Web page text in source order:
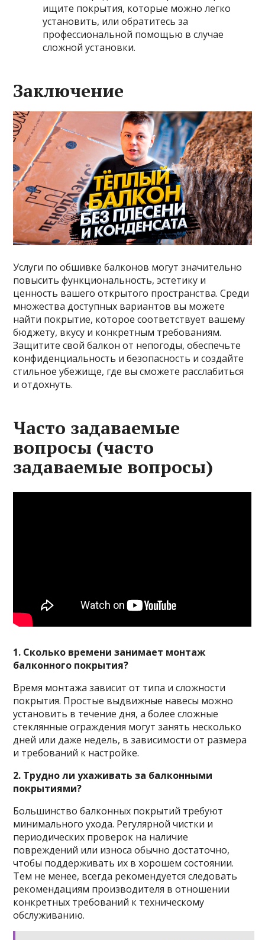
ищите покрытия, которые можно легко
установить, или обратитесь за
профессиональной помощью в случае
сложной установки.
Заключение
Услуги по обшивке балконов могут значительно
повысить функциональность, эстетику и
ценность вашего открытого пространства. Среди
множества доступных вариантов вы можете
найти покрытие, которое соответствует вашему
бюджету, вкусу и конкретным требованиям.
Защитите свой балкон от непогоды, обеспечьте
конфиденциальность и безопасность и создайте
стильное убежище, где вы сможете расслабиться
и отдохнуть.
Часто задаваемые
вопросы (часто
задаваемые вопросы)
1. Сколько времени занимает монтаж
балконного покрытия?
Время монтажа зависит от типа и сложности
покрытия. Простые выдвижные навесы можно
установить в течение дня, а более сложные
стеклянные ограждения могут занять несколько
дней или даже недель, в зависимости от размера
и требований к настройке.
2. Трудно ли ухаживать за балконными
покрытиями?
Большинство балконных покрытий требуют
минимального ухода. Регулярной чистки и
периодических проверок на наличие
повреждений или износа обычно достаточно,
чтобы поддерживать их в хорошем состоянии.
Тем не менее, всегда рекомендуется следовать
рекомендациям производителя в отношении
конкретных требований к техническому
обслуживанию.